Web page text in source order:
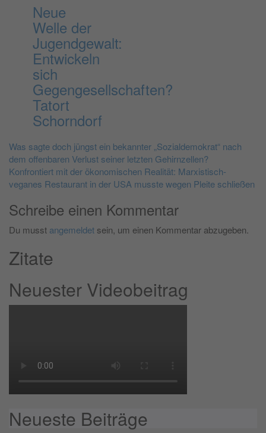
Neue
Welle der
Jugendgewalt:
Entwickeln
sich
Gegengesellschaften?
Tatort
Schorndorf
Beitragsnavigation
Was sagte doch jüngst ein bekannter „Sozialdemokrat“ nach
dem offenbaren Verlust seiner letzten Gehirnzellen?
Konfrontiert mit der ökonomischen Realität: Marxistisch-
veganes Restaurant in der USA musste wegen Pleite schließen
Schreibe einen Kommentar
Du musst angemeldet sein, um einen Kommentar abzugeben.
Zitate
Neuester Videobeitrag
Neueste Beiträge